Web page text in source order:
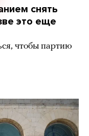
снять
это еще
чтобы партию